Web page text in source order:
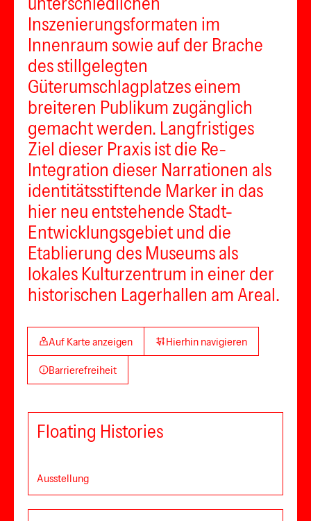
Inszenierungsformaten im
Innenraum sowie auf der Brache
des stillgelegten
Güterumschlagplatzes einem
breiteren Publikum zugänglich
gemacht werden. Langfristiges
Ziel dieser Praxis ist die Re-
Integration dieser Narrationen als
identitätsstiftende Marker in das
hier neu entstehende Stadt-
Entwicklungsgebiet und die
Etablierung des Museums als
lokales Kulturzentrum in einer der
historischen Lagerhallen am Areal.
Auf Karte anzeigen Hierhin navigieren
Barrierefreiheit
Floating Histories
Ausstellung